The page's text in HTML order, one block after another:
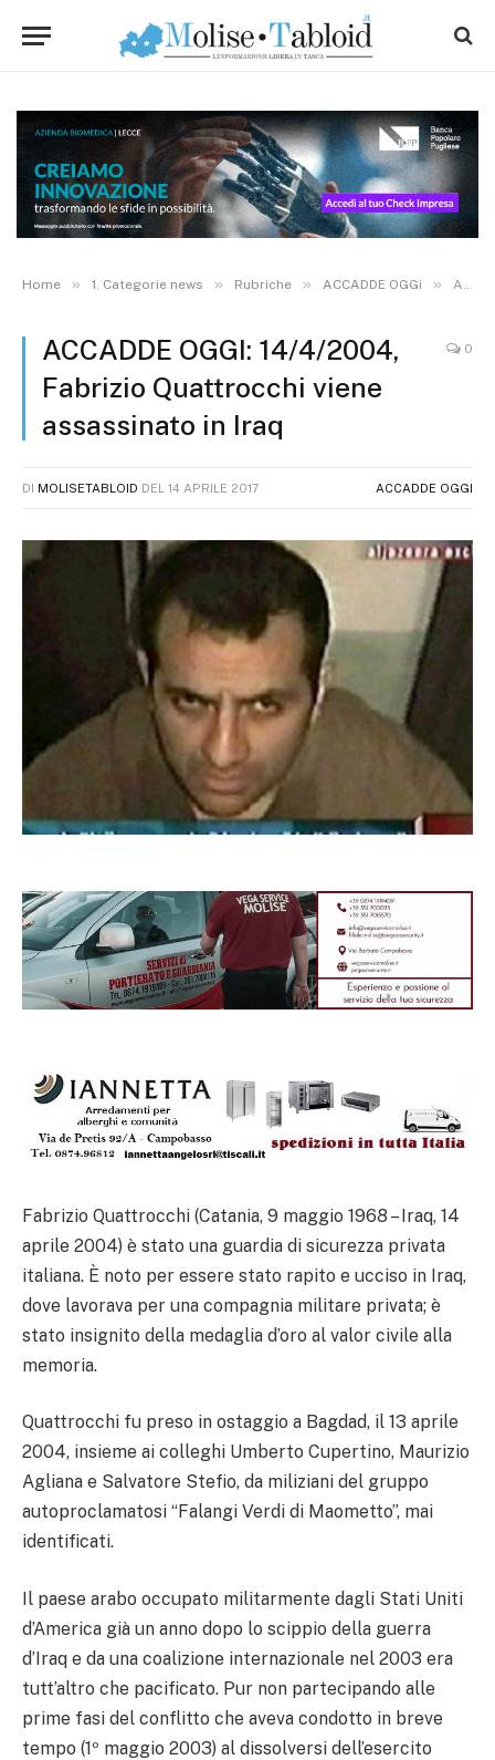
Home » 1. Categorie news » Rubriche » ACCADDE OGGi » ACCADDE OGGI: 14/4/2004, Fabrizio Quattrocchi viene assassinato in Iraq
ACCADDE OGGI: 14/4/2004,
Fabrizio Quattrocchi viene
assassinato in Iraq
0
DI MOLISETABLOID DEL 14 APRILE 2017 ACCADDE OGGI
Fabrizio Quattrocchi (Catania, 9 maggio 1968 – Iraq, 14
aprile 2004) è stato una guardia di sicurezza privata
italiana. È noto per essere stato rapito e ucciso in Iraq,
dove lavorava per una compagnia militare privata; è
stato insignito della medaglia d’oro al valor civile alla
memoria.
Quattrocchi fu preso in ostaggio a Bagdad, il 13 aprile
2004, insieme ai colleghi Umberto Cupertino, Maurizio
Agliana e Salvatore Stefio, da miliziani del gruppo
autoproclamatosi “Falangi Verdi di Maometto”, mai
identificati.
Il paese arabo occupato militarmente dagli Stati Uniti
d’America già un anno dopo lo scippio della guerra
d’Iraq e da una coalizione internazionale nel 2003 era
tutt’altro che pacificato. Pur non partecipando alle
prime fasi del conflitto che aveva condotto in breve
tempo (1º maggio 2003) al dissolversi dell’esercito